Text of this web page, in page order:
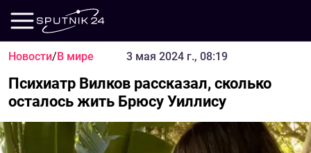
Новости/В мире 3 мая 2024 г., 08:19
Психиатр Вилков рассказал, сколько
осталось жить Брюсу Уиллису